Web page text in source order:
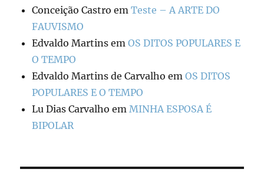
Conceição Castro emTeste – A ARTE DO
FAUVISMO
Edvaldo Martins emOS DITOS POPULARES E
O TEMPO
Edvaldo Martins de Carvalho emOS DITOS
POPULARES E O TEMPO
Lu Dias Carvalho em MINHA ESPOSA É
BIPOLAR